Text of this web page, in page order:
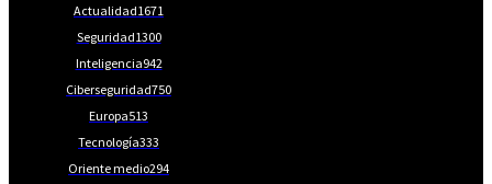
Actualidad1671
Seguridad1300
Inteligencia942
Ciberseguridad750
Europa513
Tecnología333
Oriente medio294